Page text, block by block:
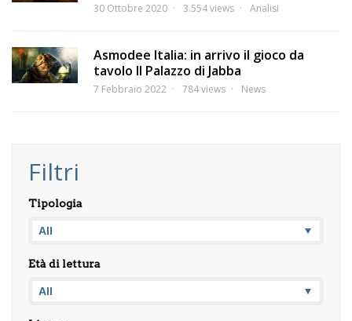
30 Ottobre 2020 3.554 views Analisi
Asmodee Italia: in arrivo il gioco da
tavolo Il Palazzo di Jabba
7 Febbraio 2022 784 views News
Filtri
Tipologia
Età di lettura